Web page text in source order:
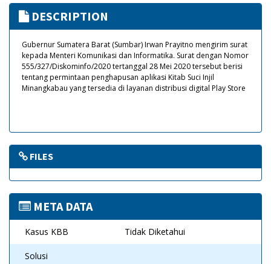
DESCRIPTION
Gubernur Sumatera Barat (Sumbar) Irwan Prayitno mengirim surat
kepada Menteri Komunikasi dan Informatika. Surat dengan Nomor
555/327/Diskominfo/2020 tertanggal 28 Mei 2020 tersebut berisi
tentang permintaan penghapusan aplikasi Kitab Suci Injil
Minangkabau yang tersedia di layanan distribusi digital Play Store
FILES
META DATA
Kasus KBB Tidak Diketahui
Solusi